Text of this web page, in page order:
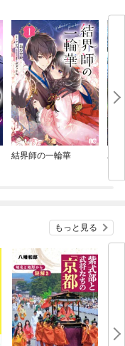
結界師の一輪華
バ
今
もっと見る